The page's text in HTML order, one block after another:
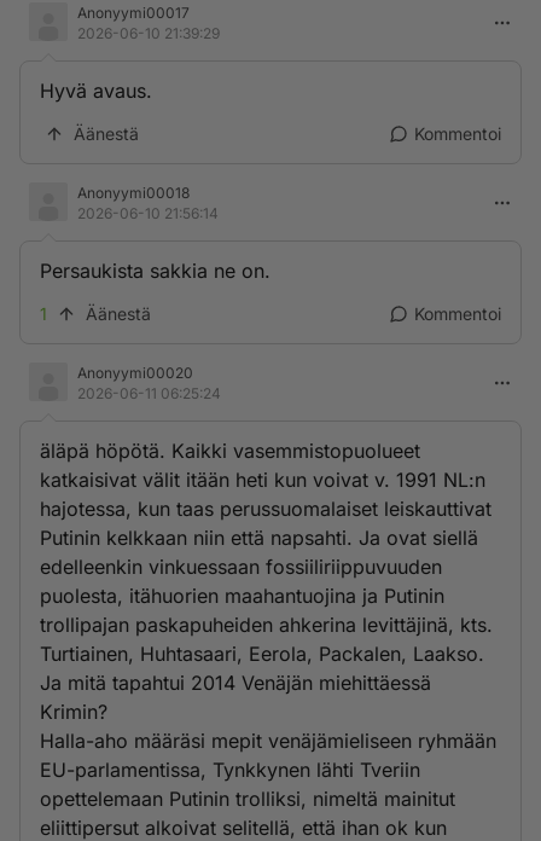
Anonyymi00017
2026-06-10 21:39:29
Hyvä avaus.
Äänestä Kommentoi
Anonyymi00018
2026-06-10 21:56:14
Persaukista sakkia ne on.
1 Äänestä Kommentoi
Anonyymi00020
2026-06-11 06:25:24
äläpä höpötä. Kaikki vasemmistopuolueet
katkaisivat välit itään heti kun voivat v. 1991 NL:n
hajotessa, kun taas perussuomalaiset leiskauttivat
Putinin kelkkaan niin että napsahti. Ja ovat siellä
edelleenkin vinkuessaan fossiiliriippuvuuden
puolesta, itähuorien maahantuojina ja Putinin
trollipajan paskapuheiden ahkerina levittäjinä, kts.
Turtiainen, Huhtasaari, Eerola, Packalen, Laakso.
Ja mitä tapahtui 2014 Venäjän miehittäessä
Krimin?
Halla-aho määräsi mepit venäjämieliseen ryhmään
EU-parlamentissa, Tynkkynen lähti Tveriin
opettelemaan Putinin trolliksi, nimeltä mainitut
eliittipersut alkoivat selitellä, että ihan ok kun